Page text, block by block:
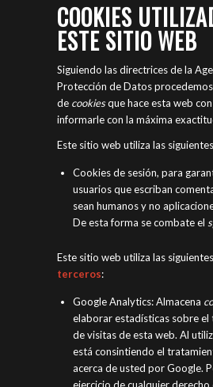
COOKIES
ESTE SITIO WEB
Siguiendo las directrices de la
Protección de Datos
de cookiesque hace esta web
informarle con la máxima
Este sitio web utiliza las siguientes
Cookies de sesión, para
usuarios que escriban
sean humanos y no
De esta forma se combate el
Este sitio web utiliza las siguientes
terceros:
Google Analytics: Almacena
elaborar estadísticas sobre el
de visitas de esta web. Al
está consintiendo el
acerca de usted por Google.